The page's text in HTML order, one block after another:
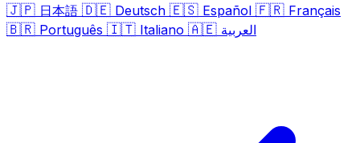
🇯🇵 日本語 🇩🇪 Deutsch 🇪🇸 Español 🇫🇷 Français
🇧🇷 Português 🇮🇹 Italiano 🇦🇪 العربية